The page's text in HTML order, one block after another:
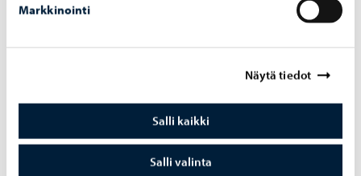
Markkinointi
Näytä tiedot
Salli kaikki
Salli valinta
elämäntilanteesta.”
luottamushenkilöjohdon päätökset ja johtaminen
perustuvat hyvään, tietoa hyödyntävään
valmisteluun ja kaupunkistrategiaan. Vahvistamme
poikkihallinnollista johtamista, viranhaltijoiden sekä
luottamushenkilöiden yhteistä tilannekuvaa ja